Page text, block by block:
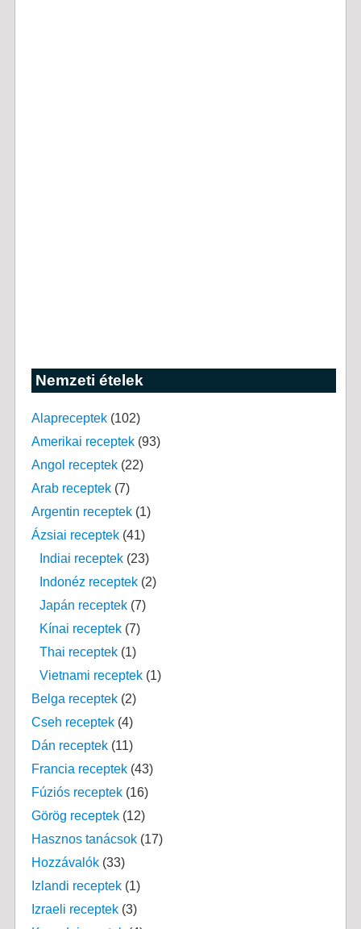
Nemzeti ételek
Alapreceptek(102)
Amerikai receptek(93)
Angol receptek(22)
Arab receptek(7)
Argentin receptek(1)
Ázsiai receptek(41)
Indiai receptek(23)
Indonéz receptek(2)
Japán receptek(7)
Kínai receptek(7)
Thai receptek(1)
Vietnami receptek(1)
Belga receptek(2)
Cseh receptek(4)
Dán receptek(11)
Francia receptek(43)
Fúziós receptek(16)
Görög receptek(12)
Hasznos tanácsok(17)
Hozzávalók(33)
Izlandi receptek(1)
Izraeli receptek(3)